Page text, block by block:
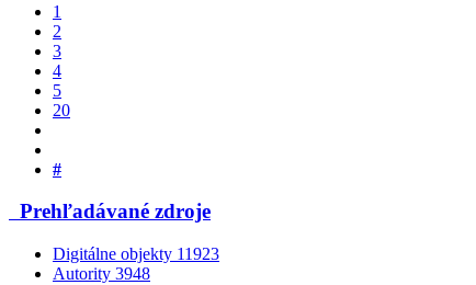
1
2
3
4
5
20
#
Prehľadávané zdroje
Digitálne objekty 11923
Autority 3948